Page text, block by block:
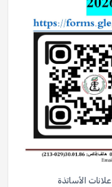
إعلانات الأساتذة